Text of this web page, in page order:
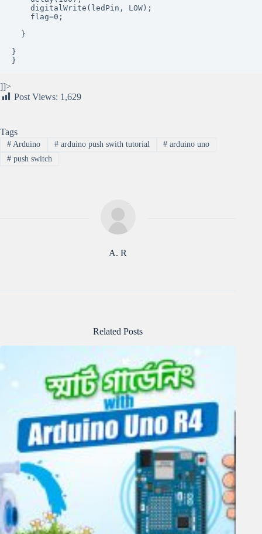
}
}
]]>
Post Views: 1,629
Tags
#Arduino #arduino push swith tutorial # arduino uno
#push switch
A. R
Related Posts